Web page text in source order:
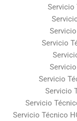
Servicio
Servicio
Servicio
Servicio
Servicio
Servicio Técnico